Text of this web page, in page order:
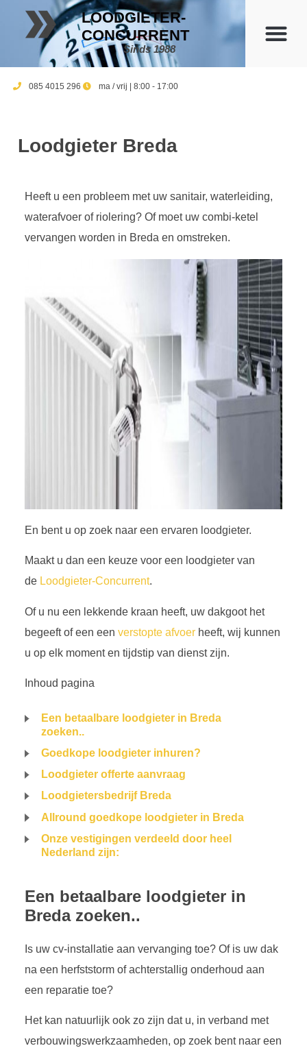
LOODGIETER-
CONCURRENT
Sinds 1988
085 4015 296 ma / vrij | 8:00 - 17:00
Loodgieter Breda
Heeft u een probleem met uw sanitair, waterleiding,
waterafvoer of riolering? Of moet uw combi-ketel
vervangen worden in Breda en omstreken.
En bent u op zoek naar een ervaren loodgieter.
Maakt u dan een keuze voor een loodgieter van
de Loodgieter-Concurrent.
Of u nu een lekkende kraan heeft, uw dakgoot het
begeeft of een een verstopte afvoer heeft, wij kunnen
u op elk moment en tijdstip van dienst zijn.
Inhoud pagina
Een betaalbare loodgieter in Breda
zoeken..
Goedkope loodgieter inhuren?
Loodgieter offerte aanvraag
Loodgietersbedrijf Breda
Allround goedkope loodgieter in Breda
Onze vestigingen verdeeld door heel
Nederland zijn:
Een betaalbare loodgieter in
Breda zoeken..
Is uw cv-installatie aan vervanging toe? Of is uw dak
na een herfststorm of achterstallig onderhoud aan
een reparatie toe?
Het kan natuurlijk ook zo zijn dat u, in verband met
verbouwingswerkzaamheden, op zoek bent naar een